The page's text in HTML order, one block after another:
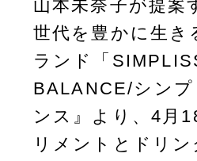
山本未奈子が提案
世代を豊かに生き
ランド「
BALANCE/シン
ンス』より、4月
リメントとドリン